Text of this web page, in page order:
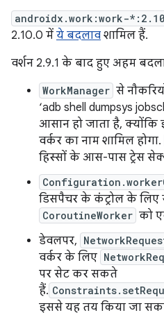
androidx.work:work-
2.10.0 में ये बदलाव शामिल हैं.
वर्शन 2.9.1 के बाद हुए अहम
WorkManager से
‘adb shell dumpsys
आसान हो जाता है,
वर्कर का नाम शामिल होगा.
हिस्सों के आस-पास ट्रेस
डिसपैचर के कंट्रोल के लिए
CoroutineWorker को
डेवलपर,
वर्कर के लिए
पर सेट कर सकते
हैं.
इससे यह तय किया जा